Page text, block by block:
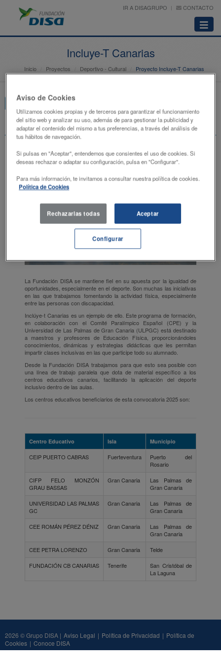
IR A DISAGRUPO
CONTACTO
Abrir
menú
Incluye-T Canarias
Inicio Proyectos Deportivo - Cultural Proyecto Incluye-T Canarias
Edicion 2025 Dotación
Edición 2024 Formación
Edición 2023
Edición 2022
Edición 2021
Edición 2020
La Fundación DISA se mantiene fiel en su apuesta por la igualdad de
oportunidades, especialmente en el deporte. Son muchas las iniciativas
en las que trabajamos fomentando la actividad física, especialmente
entre las personas con discapacidad.
Inclúye-t Canarias es un ejemplo de ello. Este programa de formación,
en colaboración con el Comité Paralímpico Español (CPE) y la
Universidad de Las Palmas de Gran Canaria (ULPGC) está destinado
a maestros y profesores de Educación Física, proporcionándoles
conocimientos, dinámicas y estrategias didácticas que les permitan
impartir clases inclusivas en las que participe todo su alumnado.
Desde la Fundación DISA trabajamos para que esto sea posible con
una línea de trabajo paralela que dota de material específico a los
centros educativos canarios, facilitando la aplicación del deporte
inclusivo dentro de las aulas.
Los centros educativos beneficiarios de esta convocatoria 2025 son:
Centro Educativo Isla Municipio
CEIP PUERTO CABRAS Fuerteventura
Puerto del
Rosario
CIFP FELO MONZÓN
GRAU BASSAS
Gran Canaria
Las Palmas de
Gran Canaria
UNIVERSIDAD LAS PALMAS
GC
Gran Canaria
Las Palmas de
Gran Canaria
CEE ROMÁN PÉREZ DÉNIZ
Gran Canaria
Las Palmas de
Gran Canaria
CEE PETRA LORENZO
Gran Canaria
Telde
FUNDACIÓN CB CANARIAS
Tenerife
San Cristóbal de
La Laguna
2026 © Grupo DISA | Aviso Legal | Política de Privacidad | Política de
Cookies | Conoce DISA
Aviso de Cookies
Utilizamos cookies propias y de terceros para garantizar el funcionamiento
del sitio web y analizar su uso, además de para gestionar la publicidad y
adaptar el contenido del mismo a tus preferencias, a través del análisis de
tus hábitos de navegación.
Si pulsas en "Aceptar", entendemos que consientes el uso de cookies. Si
deseas rechazar o adaptar su configuración, pulsa en "Configurar".
Para más información, te invitamos a consultar nuestra política de cookies.
Política de Cookies
Rechazarlas todas Aceptar
Configurar